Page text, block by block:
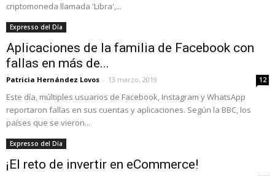
criptomoneda llamada 'Libra',...
Expresso del Día
Aplicaciones de la familia de Facebook con
fallas en más de...
Patricia Hernández Lovos - 13 marzo, 2019 12
Este día, múltiples usuarios de Facebook, Instagram y WhatsApp
reportaron fallas en sus cuentas y aplicaciones. Según la BBC, los
países que se vieron...
Expresso del Día
¡El reto de invertir en eCommerce!